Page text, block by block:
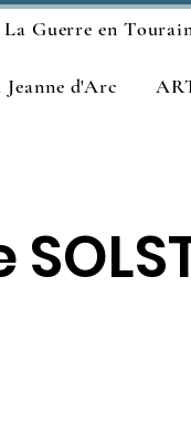
La Guerre en
d'Arc